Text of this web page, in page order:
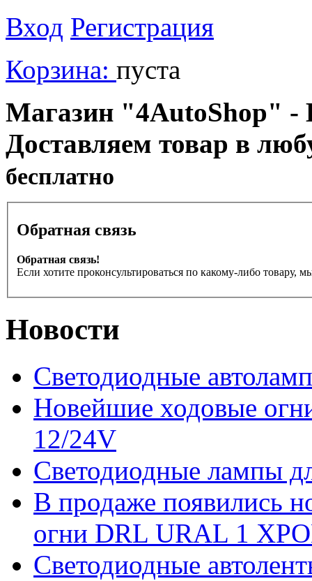
Вход Регистрация
Корзина: пуста
Магазин "4AutoShop" -
Доставляем товар в
бесплатно
Обратная связь
Обратная связь!
Если хотите проконсультироваться по какому-либо товару,
Новости
Светодиодные
Новейшие ходовые
12/24V
Светодиодные лампы
В продаже появились
огни DRL URAL 1
Светодиодные